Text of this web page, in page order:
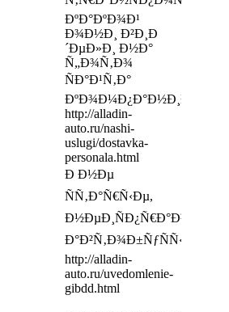
ÐºÐ°ÐºÐ¾Ð¹
Ð¾Ð½Ð¸ Ð²Ð¸Ð
´ÐµÐ»Ð¸ Ð½Ð°
Ñ„Ð¾Ñ‚Ð¾
ÑÐ°Ð¹Ñ‚Ð°
ÐºÐ¾Ð¼Ð¿Ð°Ð½Ð¸Ð¸
http://alladin-
auto.ru/nashi-
uslugi/dostavka-
personala.html
Ð Ð½Ðµ
ÑÑ‚Ð°Ñ€Ñ‹Ðµ,
Ð½ÐµÐ¸ÑÐ¿Ñ€Ð°Ð²Ð½Ñ‹Ðµ
Ð°Ð²Ñ‚Ð¾Ð±ÑƒÑÑ‹
http://alladin-
auto.ru/uvedomlenie-
gibdd.html